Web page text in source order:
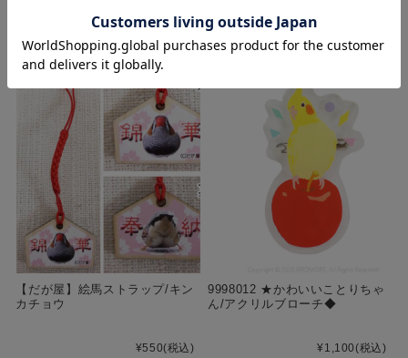
購入数 個
【だが屋】絵馬ストラップ/キン
カチョウ
¥550(税込)
9998012 ★かわいいことりちゃ
ん/アクリルブローチ◆
¥1,100(税込)